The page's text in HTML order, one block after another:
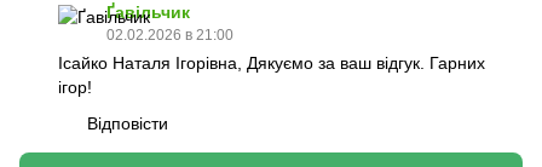
Ґавільчик
02.02.2026 в 21:00
Ісайко Наталя Ігорівна, Дякуємо за ваш відгук. Гарних
ігор!
Відповісти